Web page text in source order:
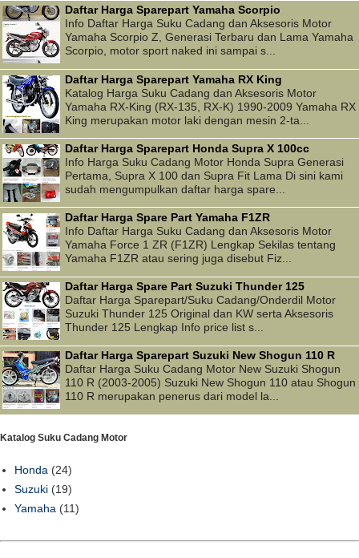
Daftar Harga Sparepart Yamaha Scorpio
Info Daftar Harga Suku Cadang dan Aksesoris Motor
Yamaha Scorpio Z, Generasi Terbaru dan Lama Yamaha
Scorpio, motor sport naked ini sampai s...
Daftar Harga Sparepart Yamaha RX King
Katalog Harga Suku Cadang dan Aksesoris Motor
Yamaha RX-King (RX-135, RX-K) 1990-2009 Yamaha RX
King merupakan motor laki dengan mesin 2-ta...
Daftar Harga Sparepart Honda Supra X 100cc
Info Harga Suku Cadang Motor Honda Supra Generasi
Pertama, Supra X 100 dan Supra Fit Lama Di sini kami
sudah mengumpulkan daftar harga spare...
Daftar Harga Spare Part Yamaha F1ZR
Info Daftar Harga Suku Cadang dan Aksesoris Motor
Yamaha Force 1 ZR (F1ZR) Lengkap Sekilas tentang
Yamaha F1ZR atau sering juga disebut Fiz...
Daftar Harga Spare Part Suzuki Thunder 125
Daftar Harga Sparepart/Suku Cadang/Onderdil Motor
Suzuki Thunder 125 Original dan KW serta Aksesoris
Thunder 125 Lengkap Info price list s...
Daftar Harga Sparepart Suzuki New Shogun 110 R
Daftar Harga Suku Cadang Motor New Suzuki Shogun
110 R (2003-2005) Suzuki New Shogun 110 atau Shogun
110 R merupakan penerus dari model la...
Katalog Suku Cadang Motor
Honda (24)
Suzuki (19)
Yamaha (11)